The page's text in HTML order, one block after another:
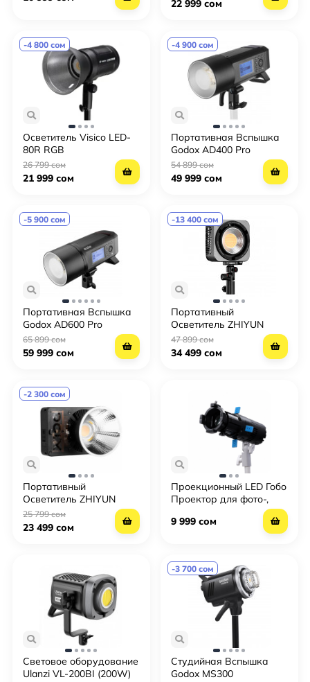
22 999 сом
-4 800 сом
Осветитель Visico LED-
80R RGB
26 799 сом
21 999 сом
-4 900 сом
Портативная Вспышка
Godox AD400 Pro
54 899 сом
49 999 сом
-5 900 сом
Портативная Вспышка
Godox AD600 Pro
65 899 сом
59 999 сом
-13 400 сом
Портативный
Осветитель ZHIYUN
Molus G200
47 899 сом
34 499 сом
-2 300 сом
Портативный
Осветитель ZHIYUN
Molus X100
25 799 сом
23 499 сом
Проекционный LED Гобо
Проектор для фото-,
видео- и сценического
освещения (10-40W,
9 999 сом
Световое оборудование
Ulanzi VL-200BI (200W)
-3 700 сом
Студийная Вспышка
Godox MS300